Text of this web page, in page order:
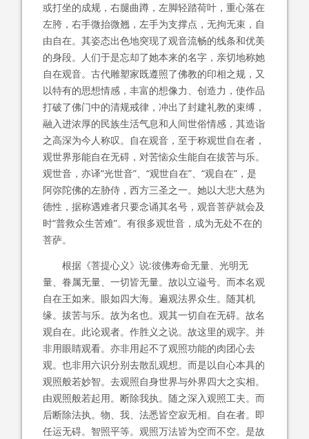
或打坐的成规，右腿曲蹲，左脚轻踏荷叶，重心落在
左胯，右手微抬微翘，左手为支撑点，无拘无束，自
由自在。其姿态出色地突现了观音流畅的线条和优美
的身段。人们于是忘却了她本来的名字，亲切地称她
自在观音。古代雕塑家既遵照了佛教的印相之规，又
以特有的思想情感，丰富的想像力、创造力，使作品
打破了佛门中的清规戒律，冲出了封建礼教的束缚，
融入进浓厚的民族生活气息和人间世俗情感，其造诣
之高深为今人称叹。自在观音，至于称观世自在者，
观世界形能自在无碍，对苦恼众生能自在拔苦与乐。
观世音，亦译“光世音”、“观世自在”、“观自在”，是
阿弥陀佛的左胁侍，西方三圣之一。她以大悲大慈为
德性，据称遇难者只要念诵其名号，观音菩萨就会及
时“普救众生苦难”。有很多观世音，成为无处不在的
菩萨。
根据《菩提心义》说:彼佛寿命无量、光明无
量、眷属无量、一切皆无量。故以立谥号。而本名观
自在王如来。眼如四大海。遍观法界众生。随其机
缘。拔苦与乐。故为名也。观其一切自在无碍。故名
观自在。此论观者。作胜义之说。故这里的观字。并
非用眼睛观看。亦非用起不了观照功能的肉团心去
观。也非用六识分别去散乱观想。而是以自心本具的
观照般若妙智。去观照自身世界与外界四大之实相。
由观照般若起用。断除我执。随之深入观照工夫。而
后断除法执。物、我、法悉皆空寂无相。自在者。即
任运无碍。智照平等。观照万法皆为空而不空。是故